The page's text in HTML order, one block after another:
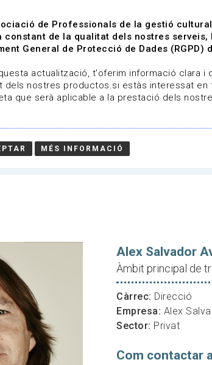
Qui som Línies de treball
Alex Salvador
Àmbit principal de
Càrrec: Direcció
Empresa: Alex
Sector: Privat
Com contactar
de Professionals de la gestió
constant de la qualitat dels nostres
General de Protecció de Dades
actualització, t'oferim informació clara
dels nostres productos.si estàs interessat
que serà aplicable a la prestació dels
MÉS INFORMACIÓ